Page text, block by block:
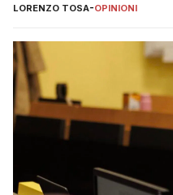
LORENZO TOSA-OPINIONI